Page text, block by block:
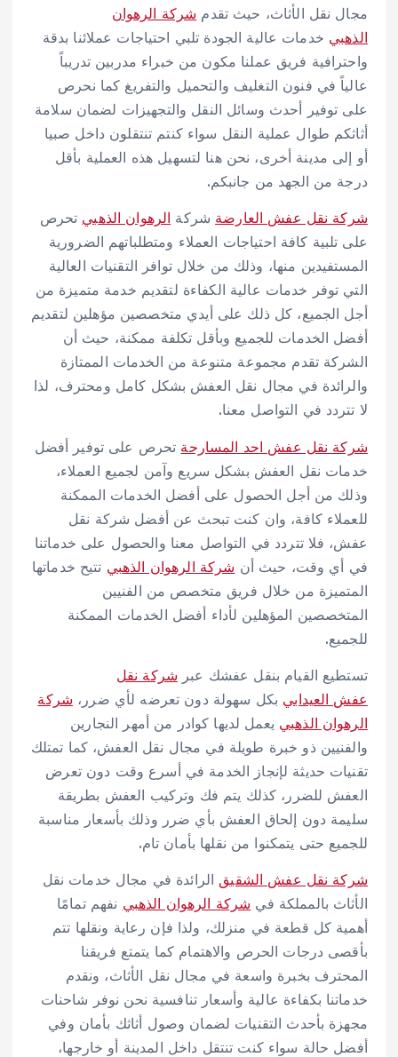
مجال نقل الأثاث، حيث تقدم شركة الرهوان
الذهبي خدمات عالية الجودة تلبي احتياجات عملائنا بدقة
واحترافية فريق عملنا مكون من خبراء مدربين تدريباً
عالياً في فنون التغليف والتحميل والتفريغ كما نحرص
على توفير أحدث وسائل النقل والتجهيزات لضمان سلامة
أثاثكم طوال عملية النقل سواء كنتم تنتقلون داخل صبيا
أو إلى مدينة أخرى، نحن هنا لتسهيل هذه العملية بأقل
درجة من الجهد من جانبكم.
شركة نقل عفش العارضة شركة الرهوان الذهبي تحرص
على تلبية كافة احتياجات العملاء ومتطلباتهم الضرورية
المستفيدين منها، وذلك من خلال توافر التقنيات العالية
التي توفر خدمات عالية الكفاءة لتقديم خدمة متميزة من
أجل الجميع، كل ذلك على أيدي متخصصين مؤهلين لتقديم
أفضل الخدمات للجميع وبأقل تكلفة ممكنة، حيث أن
الشركة تقدم مجموعة متنوعة من الخدمات الممتازة
والرائدة في مجال نقل العفش بشكل كامل ومحترف، لذا
لا تتردد في التواصل معنا.
شركة نقل عفش احد المسارحة تحرص على توفير أفضل
خدمات نقل العفش بشكل سريع وآمن لجميع العملاء،
وذلك من أجل الحصول على أفضل الخدمات الممكنة
للعملاء كافة، وان كنت تبحث عن أفضل شركة نقل
عفش، فلا تتردد في التواصل معنا والحصول على خدماتنا
في أي وقت، حيث أن شركة الرهوان الذهبي تتيح خدماتها
المتميزة من خلال فريق متخصص من الفنيين
المتخصصين المؤهلين لأداء أفضل الخدمات الممكنة
للجميع.
تستطيع القيام بنقل عفشك عبر شركة نقل
عفش العيدابي بكل سهولة دون تعرضه لأي ضرر، شركة
الرهوان الذهبي يعمل لديها كوادر من أمهر النجارين
والفنيين ذو خبرة طويلة في مجال نقل العفش، كما تمتلك
تقنيات حديثة لإنجاز الخدمة في أسرع وقت دون تعرض
العفش للضرر، كذلك يتم فك وتركيب العفش بطريقة
سليمة دون إلحاق العفش بأي ضرر وذلك بأسعار مناسبة
للجميع حتى يتمكنوا من نقلها بأمان تام.
شركة نقل عفش الشقيق الرائدة في مجال خدمات نقل
الأثاث بالمملكة في شركة الرهوان الذهبي نفهم تمامًا
أهمية كل قطعة في منزلك، ولذا فإن رعاية ونقلها تتم
بأقصى درجات الحرص والاهتمام كما يتمتع فريقنا
المحترف بخبرة واسعة في مجال نقل الأثاث، ونقدم
خدماتنا بكفاءة عالية وأسعار تنافسية نحن نوفر شاحنات
مجهزة بأحدث التقنيات لضمان وصول أثاثك بأمان وفي
أفضل حالة سواء كنت تنتقل داخل المدينة أو خارجها،